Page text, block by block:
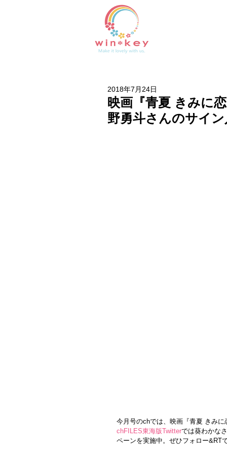
映画『青夏 きみに
野勇斗さんのサイ
2018年7月24日
今月号のchでは、映画『青夏 きみに
chFILES東海版Twitterでは葵わかな
ペーンを実施中。ぜひフォロー&RT